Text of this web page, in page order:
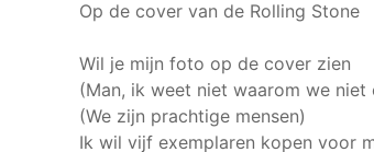
Op de cover van de Rolling Stone
Wil je mijn foto op de cover zien
(Man, ik weet niet waarom we
(We zijn prachtige mensen)
Ik wil vijf exemplaren kopen voor